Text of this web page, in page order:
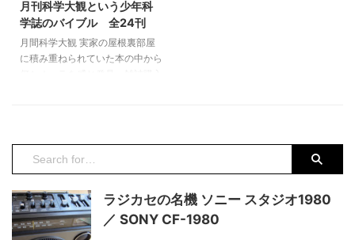
るサウンドは最高にカッコ良い。
ブリティッシュ・ロックの醍醐味
を充分に堪能させるだけの力量と
アイデアを持った有数のグループ
月刊科学大観という少年科
学誌のバイブル 全24刊
月間科学大観 実家の屋根裏部屋
に積み重ねられていた本の中から
てみると「そんな本あったの？」
で綴じられていました。ヤフオク
で検索すると安価での出品が複数
冊あったので12冊を落札、別冊を
ラジカセの名機 ソニー スタジオ1980
／ SONY CF-1980